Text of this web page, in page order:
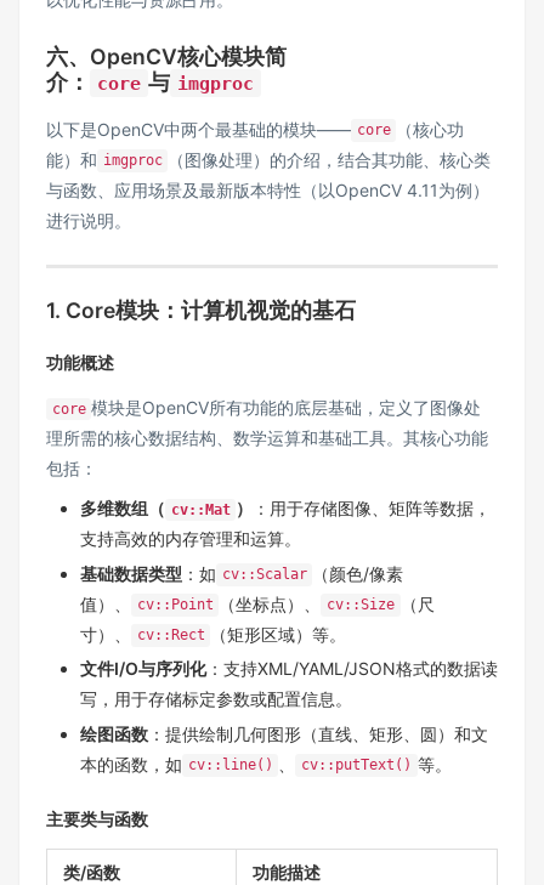
六、OpenCV核心模块简
介：
core 与 imgproc
以下是OpenCV中两个最基础的模块—— core
（核心功
能）和 imgproc
（图像处理）的介绍，结合其功能、核心类
与函数、应用场景及最新版本特性（以OpenCV 4.11为例）
进行说明。
1. Core模块：计算机视觉的基石
功能概述
core 模块是OpenCV所有功能的底层基础，定义了图像处
理所需的核心数据结构、数学运算和基础工具。其核心功能
包括：
多维数组（ cv::Mat ）
：用于存储图像、矩阵等数据，
支持高效的内存管理和运算。
基础数据类型 ：如 cv::Scalar
（颜色/像素
值）、
cv::Point （坐标点）、 cv::Size
（尺
寸）、
cv::Rect
（矩形区域）等。
文件I/O与序列化：支持XML/YAML/JSON格式的数据读
写，用于存储标定参数或配置信息。
绘图函数 ：提供绘制几何图形（直线、矩形、圆）和文
本的函数，如 cv::line() cv::putText() 等。
主要类与函数
类/函数 功能描述